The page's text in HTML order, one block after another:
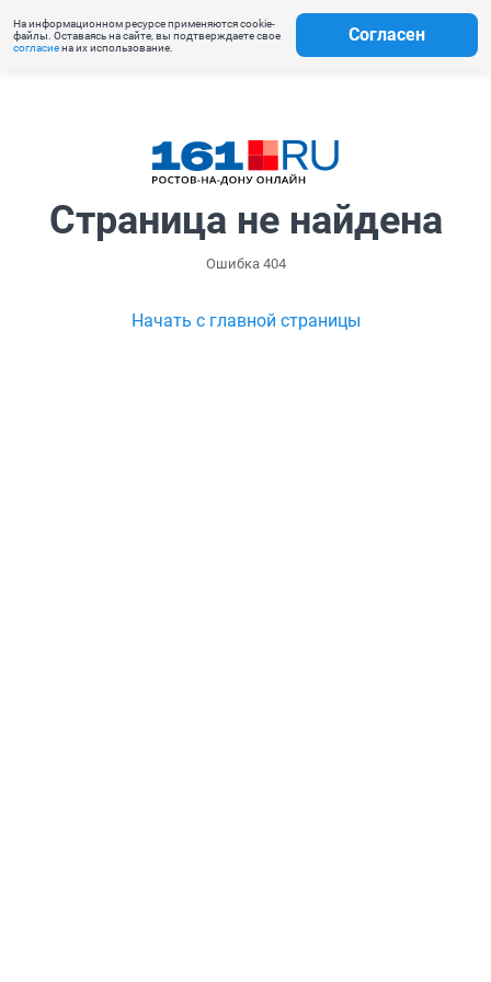
На информационном ресурсе применяются cookie-
файлы. Оставаясь на сайте, вы подтверждаете свое
согласиена их использование.
Согласен
Страница не найдена
Ошибка 404
Начать с главной страницы